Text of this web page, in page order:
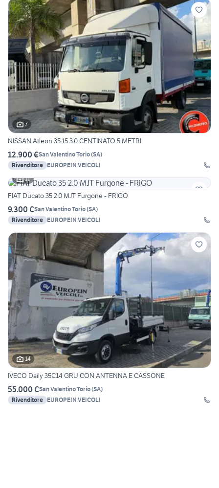
7
NISSAN Atleon 35.15 3.0 CENTINATO 5 METRI
12.900 €San Valentino Torio(SA)
Rivenditore EUROPEIN VEICOLI
11
FIAT Ducato 35 2.0 MJT Furgone - FRIGO
9.300 €San Valentino Torio(SA)
Rivenditore EUROPEIN VEICOLI
14
IVECO Daily 35C14 GRU CON ANTENNA E CASSONE
55.000 €San Valentino Torio(SA)
Rivenditore EUROPEIN VEICOLI